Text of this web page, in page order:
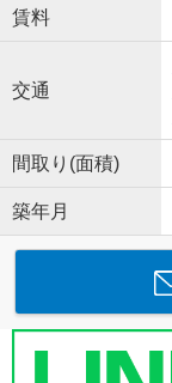
賃料
交通
間取り(面積)
築年月